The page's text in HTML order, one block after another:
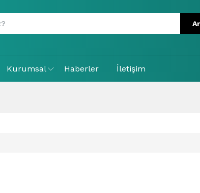
Kurumsal Haberler İletişim